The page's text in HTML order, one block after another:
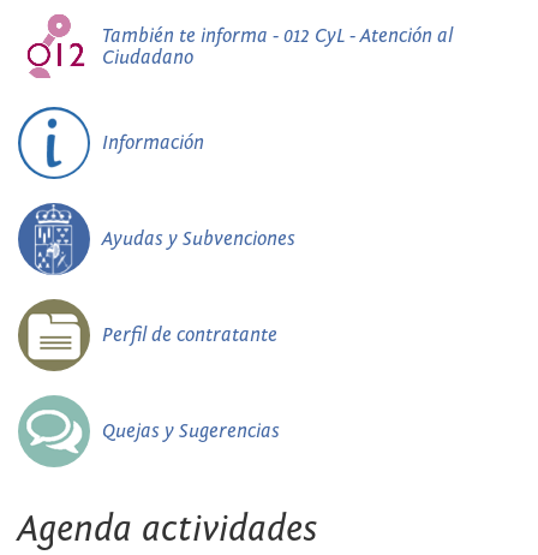
También te informa - 012 CyL - Atención al
Ciudadano
Información
Ayudas y Subvenciones
Perfil de contratante
Quejas y Sugerencias
Agenda actividades